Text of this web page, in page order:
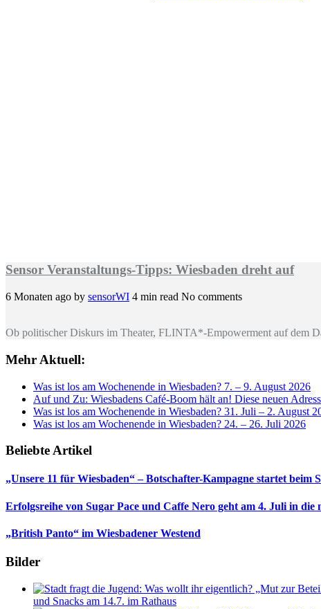
Sensor Veranstaltungs-Tipps: Wiesbaden dreht auf
6 Monaten ago by sensorWI 4 min read No comments
Ob politischer Diskurs im Theater, FLINTA*-Empowerment auf dem
Mehr Aktuell:
Was ist los am Wochenende in Wiesbaden? 7. – 9. August 2026
Auf und Zu: Wiesbadens Café-Boom hält an! Diese neuen
Was ist los am Wochenende in Wiesbaden? 31. Juli – 2. August
Was ist los am Wochenende in Wiesbaden? 24. – 26. Juli 2026
Beliebte Artikel
„Unsere 11 für Wiesbaden“ – Botschafter-Kampagne startet beim
Erfolgsreihe von Sugar Pace und Caffe Nero geht am 4. Juli in die
„British Panto“ im Wiesbadener Westend
Bilder
und Snacks am 14.7. im Rathaus